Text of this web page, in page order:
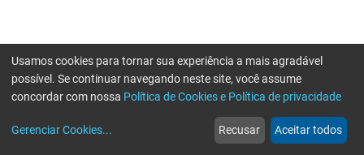
web
Notícias
more_horiz
Mais
Usamos cookies para tornar sua experiência a mais agradável
possível. Se continuar navegando neste site, você assume
concordar com nossa Política de Cookies e Política de privacidade
Gerenciar Cookies... Recusar Aceitar todos
Erro ao enviar informações, por favor tente novamente